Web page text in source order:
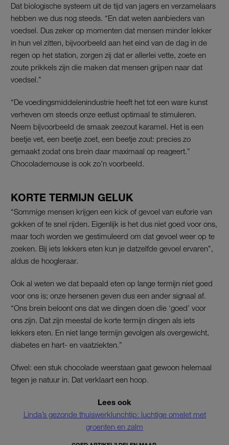
Dat biologische systeem uit de tijd van jagers en verzamelaars
hebben we dus nog steeds. “En dat weten aanbieders van
voedsel. Dus zeker op momenten dat mensen minder lekker
in hun vel zitten, bijvoorbeeld aan het eind van de dag in de
regen op het station, zorgen zij dat er allerlei vette, zoete en
zoute prikkels zijn die maken dat mensen grijpen naar dat
voedsel.”
“De voedingsmiddelenindustrie heeft het tot een ware kunst
verheven om steeds onze eetlust optimaal te stimuleren.
Neem bijvoorbeeld de smaak zeezout karamel. Het is een
beetje vet, een beetje zoet, een beetje zout: precies zo
gemaakt zodat ons brein daar maximaal op reageert.”
Chocolademouse is ook zo’n voorbeeld.
KORTE TERMIJN GELUK
“Sommige mensen krijgen een kick of gevoel van euforie van
gokken of te snel rijden. Eigenlijk is het dus niet goed voor ons,
maar toch worden we gestimuleerd om dat gevoel weer op te
zoeken. Bij iets lekkers eten kun je datzelfde gevoel ervaren”,
aldus de hoogleraar.
Ook al weten we dat bepaald eten op lange termijn niet goed
voor ons is; onze hersenen geven dus een ander signaal af.
“Ons brein beloont ons dat we dingen doen die ‘goed’ voor
ons zijn. Dat zijn meestal de korte termijn dingen als iets
lekkers eten. En niet lange termijn gevolgen als overgewicht,
diabetes en hart- en vaatziekten.”
Ofwel: een stuk chocolade weerstaan gaat gewoon helemaal
tegen je natuur in. Dat verklaart een hoop.
Lees ook
Linda’s gezonde thuiswerklunchtip: luchtige omelet met
groenten en zalm